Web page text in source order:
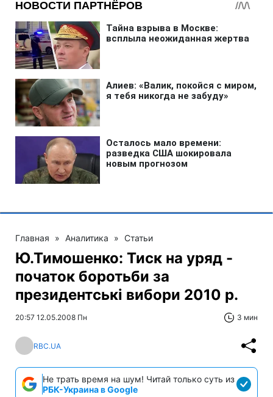
Главная » Аналитика » Статьи
Ю.Тимошенко: Тиск на уряд -
початок боротьби за
президентські вибори 2010 р.
20:57 12.05.2008 Пн 3 мин
RBC.UA
Не трать время на шум! Читай только суть из
РБК-Украина в Google